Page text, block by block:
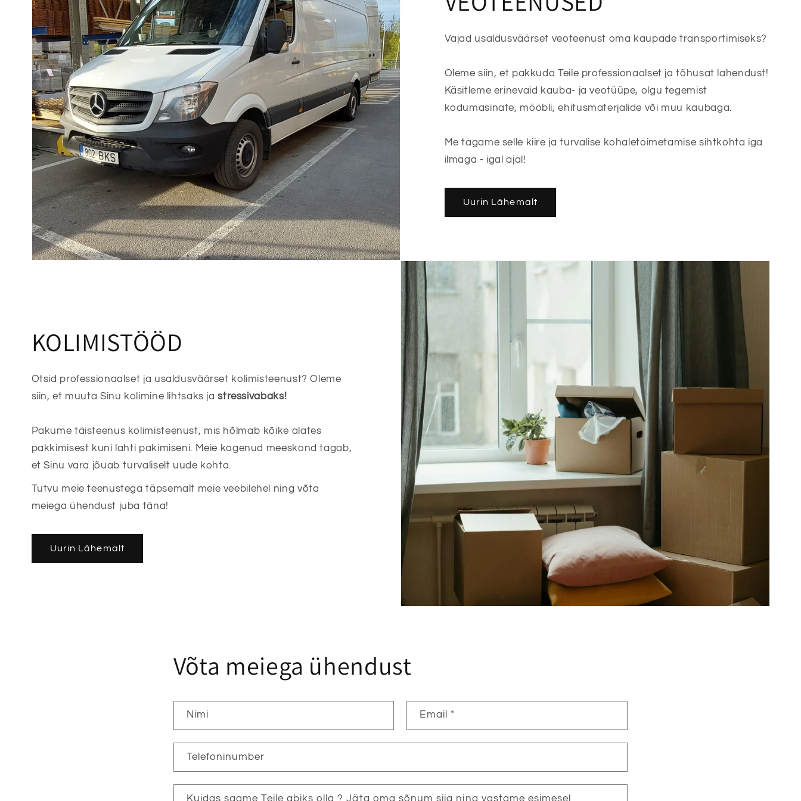
Vajad usaldusväärset veoteenust oma kaupade transportimiseks?
Oleme siin, et pakkuda Teile professionaalset ja tõhusat lahendust!
Käsitleme erinevaid kauba- ja veotüüpe, olgu tegemist
kodumasinate, mööbli, ehitusmaterjalide või muu kaubaga.
Me tagame selle kiire ja turvalise kohaletoimetamise sihtkohta iga
ilmaga - igal ajal!
Uurin Lähemalt
KOLIMISTÖÖD
Otsid professionaalset ja usaldusväärset kolimisteenust? Oleme
siin, et muuta Sinu kolimine lihtsaks jastressivabaks!
Pakume täisteenus kolimisteenust, mis hõlmab kõike alates
pakkimisest kuni lahti pakimiseni. Meie kogenud meeskond tagab,
et Sinu vara jõuab turvaliselt uude kohta.
Tutvu meie teenustega täpsemalt meie veebilehel ning võta
meiega ühendust juba täna!
Uurin Lähemalt
Võta meiega ühendust
Nimi Email *
Telefoninumber
Kuidas saame Teile abiks olla ? Jäta oma sõnum siia ning vastame esimesel